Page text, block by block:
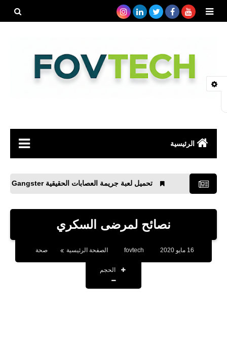
الرئيسية
مواقع
بلوجر
اخبار
العاب
تحميل لعبة جريمة العصابات الحقيقية Gangster للأندرويد
نصائح لمرضى السكري
fovtech الصفحة الرئيسية صحة
الحجم